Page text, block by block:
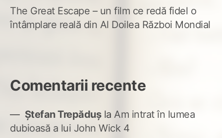
The Great Escape – un film ce redă fidel o
întâmplare reală din Al Doilea Război Mondial
Comentarii recente
Ștefan Trepădușla Am intrat în lumea
dubioasă a lui John Wick 4